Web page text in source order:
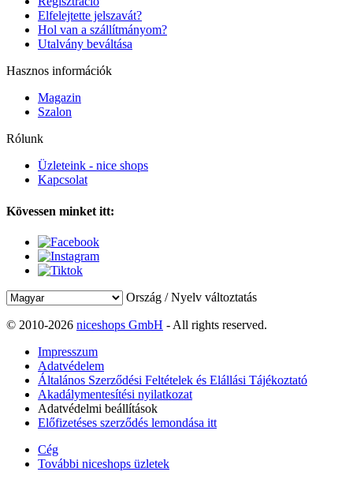
Elfelejtette jelszavát?
Hol van a szállítmányom?
Utalvány beváltása
Hasznos információk
Magazin
Szalon
Rólunk
Üzleteink - nice shops
Kapcsolat
Kövessen minket itt:
Ország / Nyelv változtatás
© 2010-2026 niceshops GmbH - All rights reserved.
Impresszum
Adatvédelem
Általános Szerződési Feltételek és Elállási Tájékoztató
Akadálymentesítési nyilatkozat
Adatvédelmi beállítások
Előfizetéses szerződés lemondása itt
Cég
További niceshops üzletek